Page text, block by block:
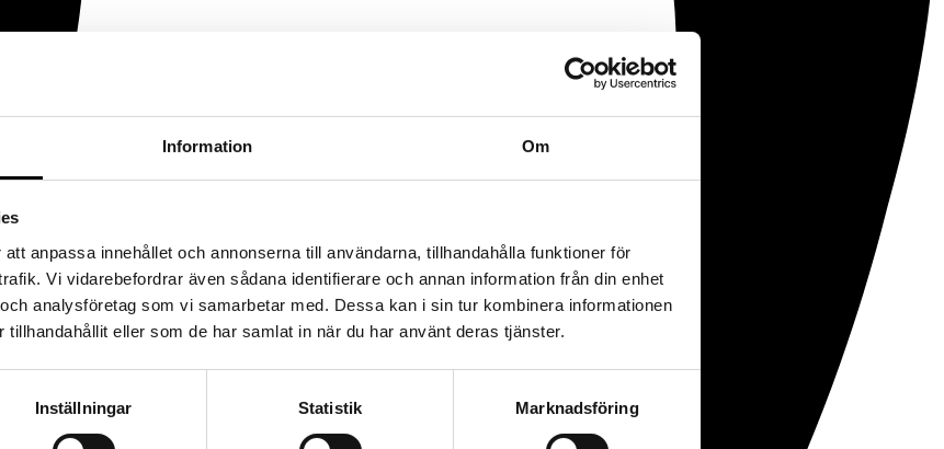
Information Om
anpassa innehållet och annonserna till användarna, tillhandahålla funktioner för
Vi vidarebefordrar även sådana identifierare och annan information från din enhet
analysföretag som vi samarbetar med. Dessa kan i sin tur kombinera informationen
tillhandahållit eller som de har samlat in när du har använt deras tjänster.
Inställningar Statistik Marknadsföring